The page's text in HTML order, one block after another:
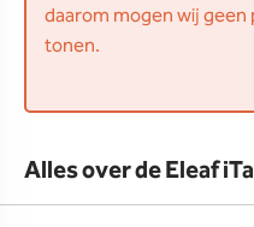
daarom mogen wij
tonen.
Alles over de Eleaf